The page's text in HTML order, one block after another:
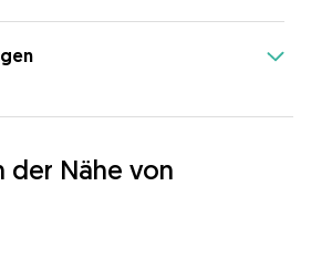
der Nähe von